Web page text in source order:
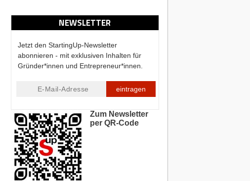
NEWSLETTER
Jetzt den StartingUp-Newsletter
abonnieren - mit exklusiven Inhalten für
Gründer*innen und Entrepreneur*innen.
eintragen
Zum Newsletter
per QR-Code